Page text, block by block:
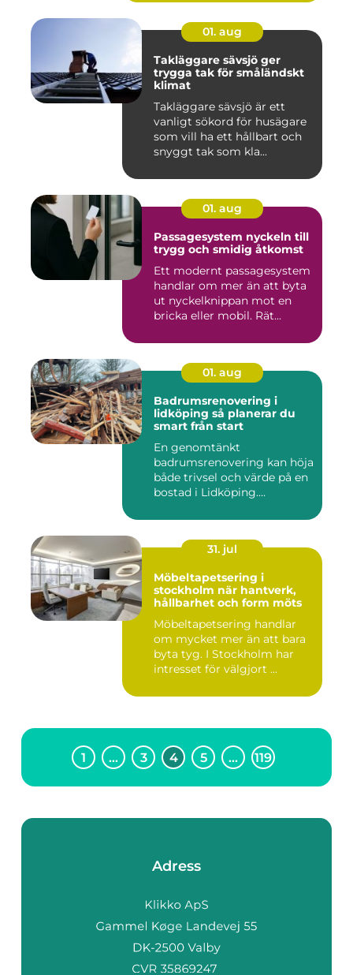
01. aug
Takläggare sävsjö ger
trygga tak för småländskt
klimat
Takläggare sävsjö är ett
vanligt sökord för husägare
som vill ha ett hållbart och
snyggt tak som kla...
01. aug
Passagesystem nyckeln till
trygg och smidig åtkomst
Ett modernt passagesystem
handlar om mer än att byta
ut nyckelknippan mot en
bricka eller mobil. Rät...
01. aug
Badrumsrenovering i
lidköping så planerar du
smart från start
En genomtänkt
badrumsrenovering kan höja
både trivsel och värde på en
bostad i Lidköping.
31. jul
Möbeltapetsering i
stockholm när hantverk,
hållbarhet och form möts
Möbeltapetsering handlar
om mycket mer än att bara
byta tyg. I Stockholm har
intresset för välgjort ...
1 … 3 4 5 … 119
Adress